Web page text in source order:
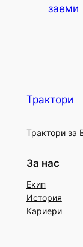
заеми
Трактори
Трактори за
За нас
Екип
История
Кариери